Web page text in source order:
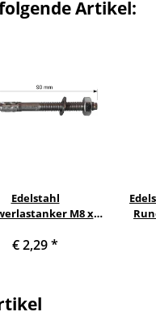
Artikel:
Edelstahl
M8 x
€ 2,29*